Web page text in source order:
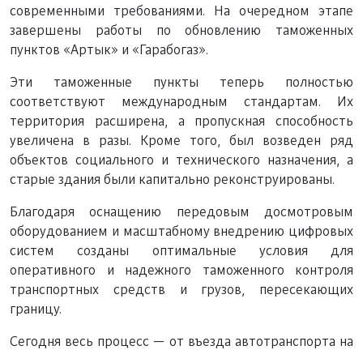
современными требованиями. На очередном этапе
завершены работы по обновлению таможенных
пунктов «Артык» и «Гарабогаз».
Эти таможенные пункты теперь полностью
соответствуют международным стандартам. Их
территория расширена, а пропускная способность
увеличена в разы. Кроме того, был возведен ряд
объектов социального и технического назначения, а
старые здания были капитально реконструированы.
Благодаря оснащению передовым досмотровым
оборудованием и масштабному внедрению цифровых
систем созданы оптимальные условия для
оперативного и надежного таможенного контроля
транспортных средств и грузов, пересекающих
границу.
Сегодня весь процесс — от въезда автотранспорта на